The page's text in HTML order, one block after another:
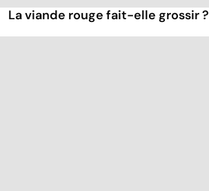
La viande rouge fait-elle grossir ?